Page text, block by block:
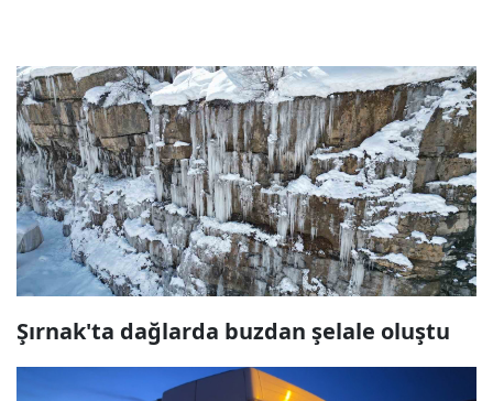
Şırnak'ta dağlarda buzdan şelale oluştu